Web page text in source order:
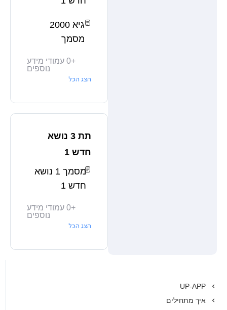
UP-APP
איך מתחילים
גיא 2000
מסמך
+
0 עמודי מידע
נוספים
הצג הכל
תת 3 נושא
חדש 1
מסמך 1 נושא
חדש 1
+
0 עמודי מידע
נוספים
הצג הכל